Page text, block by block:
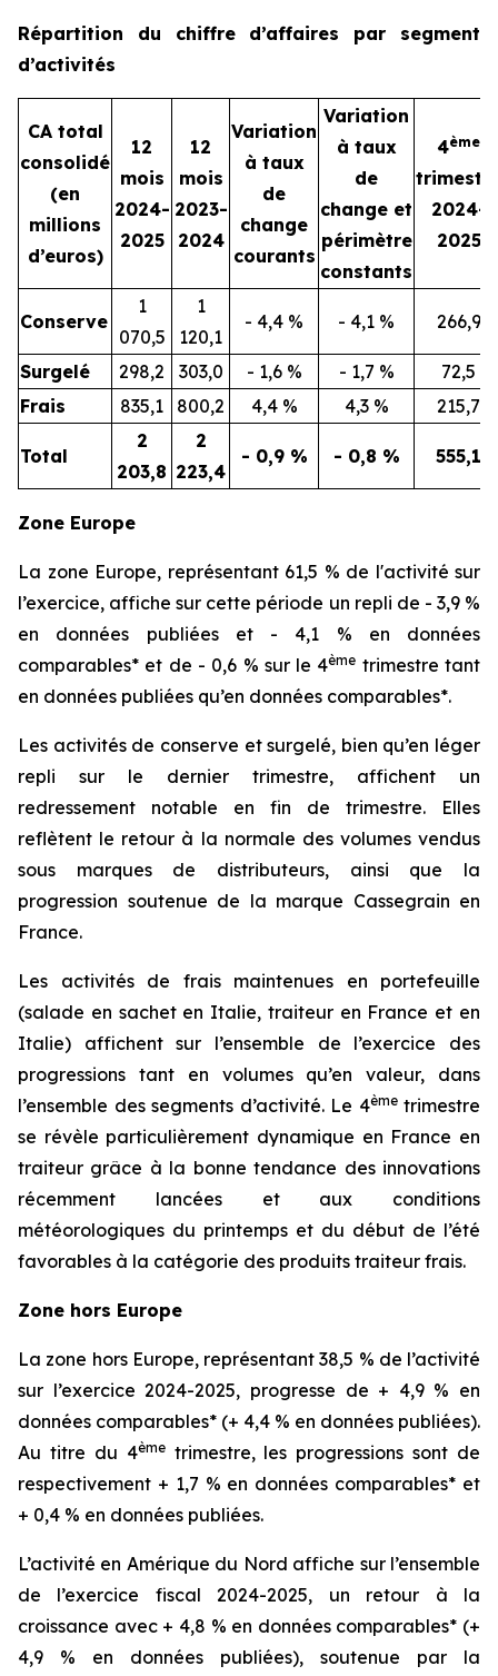
Répartition du chiffre d’affaires par segment
d’activités
CA total
consolidé
(en
millions
d’euros)
12
mois
2024-
2025
12
mois
2023-
2024
Variation
à taux
de
change
courants
Variation
à taux
de
change et
périmètre
constants
4ème
2024-
2025
Conserve
1
070,5
1
120,1
- 4,4 % - 4,1 % 266,9
Surgelé 298,2 303,0 - 1,6 % - 1,7 %
72,5
Frais
835,1 800,2 4,4 % 4,3 % 215,7
Total
2
203,8
2
223,4
- 0,9 % - 0,8 % 555,1
Zone Europe
La zone Europe, représentant 61,5 % de l'activité sur
l’exercice, affiche sur cette période un repli de - 3,9 %
en données publiées et - 4,1 % en données
comparables* et de - 0,6 % sur le 4ème trimestre tant
en données publiées qu’en données comparables*.
Les activités de conserve et surgelé, bien qu’en léger
repli sur le dernier trimestre, affichent un
redressement notable en fin de trimestre. Elles
reflètent le retour à la normale des volumes vendus
sous marques de distributeurs, ainsi que la
progression soutenue de la marque Cassegrain en
France.
Les activités de frais maintenues en portefeuille
(salade en sachet en Italie, traiteur en France et en
Italie) affichent sur l’ensemble de l’exercice des
progressions tant en volumes qu’en valeur, dans
l’ensemble des segments d’activité. Le 4èmetrimestre
se révèle particulièrement dynamique en France en
traiteur grâce à la bonne tendance des innovations
récemment lancées et aux conditions
météorologiques du printemps et du début de l’été
favorables à la catégorie des produits traiteur frais.
Zone hors Europe
La zone hors Europe, représentant 38,5 % de l’activité
sur l’exercice 2024-2025, progresse de + 4,9 % en
données comparables* (+ 4,4 % en données publiées).
Au titre du 4èmetrimestre, les progressions sont de
respectivement + 1,7 % en données comparables* et
+ 0,4 % en données publiées.
L’activité en Amérique du Nord affiche sur l’ensemble
de l’exercice fiscal 2024-2025, un retour à la
croissance avec + 4,8 % en données comparables* (+
4,9 % en données publiées), soutenue par la